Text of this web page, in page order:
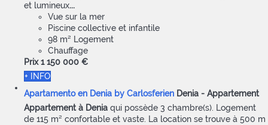
et lumineux...
Vue sur la mer
Piscine collective et infantile
98 m² Logement
Chauffage
Prix 1 150 000 €
+ INFO
Apartamento en Denia by Carlosferien Denia - Appartement
Appartement à Denia qui possède 3 chambre(s). Logement
de 115 m² confortable et vaste. La location se trouve à 500 m